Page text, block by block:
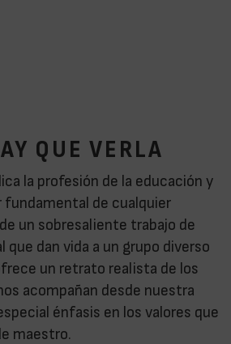
QUE VERLA
la profesión de la educación y
fundamental de cualquier
un sobresaliente trabajo de
dan vida a un grupo diverso
un retrato realista de los
acompañan desde nuestra
énfasis en los valores que
maestro.